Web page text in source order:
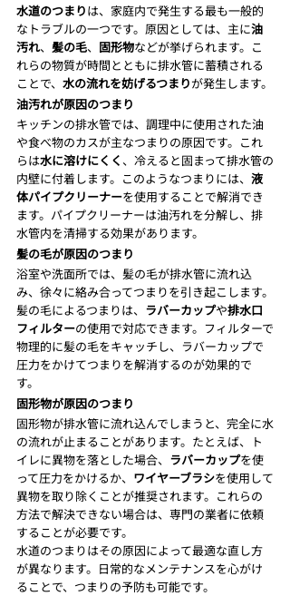
水道のつまりは、家庭内で発生する最も一般的
なトラブルの一つです。原因としては、主に油
汚れ、 髪の毛、 固形物などが挙げられます。こ
れらの物質が時間とともに排水管に蓄積される
ことで、 水の流れを妨げるつまりが発生します。
油汚れが原因のつまり
キッチンの排水管では、調理中に使用された油
や食べ物のカスが主なつまりの原因です。これ
らは水に溶けにくく 、冷えると固まって排水管の
内壁に付着します。このようなつまりには、 液
体パイプクリーナーを使用することで解消でき
ます。パイプクリーナーは油汚れを分解し、排
水管内を清掃する効果があります。
髪の毛が原因のつまり
浴室や洗面所では、髪の毛が排水管に流れ込
み、徐々に絡み合ってつまりを引き起こします。
髪の毛によるつまりは、 ラバーカップや排水口
フィルターの使用で対応できます。フィルターで
物理的に髪の毛をキャッチし、ラバーカップで
圧力をかけてつまりを解消するのが効果的で
す。
固形物が原因のつまり
固形物が排水管に流れ込んでしまうと、完全に水
の流れが止まることがあります。たとえば、ト
イレに異物を落とした場合、 ラバーカップを使
って圧力をかけるか、 ワイヤーブラシを使用して
異物を取り除くことが推奨されます。これらの
方法で解決できない場合は、専門の業者に依頼
することが必要です。
水道のつまりはその原因によって最適な直し方
が異なります。日常的なメンテナンスを心がけ
ることで、つまりの予防も可能です。